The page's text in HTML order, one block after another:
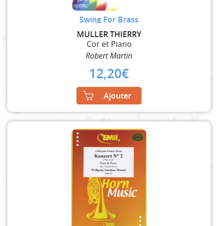
Swing For Brass
MULLER THIERRY
Cor et Piano
Robert Martin
12,20€
Ajouter